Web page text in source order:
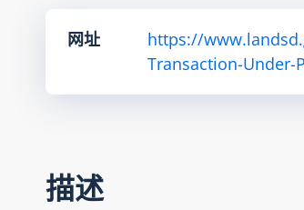
网址
https://
Transaction-Under-
描述